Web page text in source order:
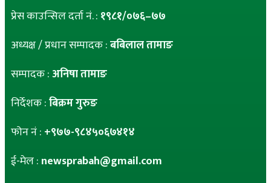
प्रेस काउन्सिल दर्ता नं. : १९८१/०७६–७७
अध्यक्ष / प्रधान सम्पादक :बबिलाल तामाङ
सम्पादक :अनिषा तामाङ
निर्देशक :बिक्रम गुरुङ
फोन नं : +९७७-९८४५०६७४१४
ई-मेल : newsprabah@gmail.com